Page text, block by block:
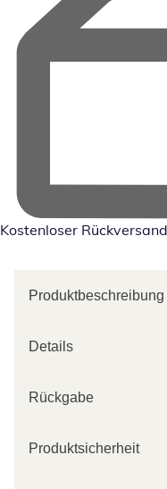
Kostenloser Rückversand
Produktbeschreibung
Details
Rückgabe
Produktsicherheit